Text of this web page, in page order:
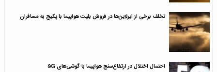
تخلف برخی از ایرلاین‌ها در فروش بلیت هواپیما با پکیج به مسافران
احتمال اختلال در ارتفاع‌سنج هواپیما با گوشی‌های ۵G